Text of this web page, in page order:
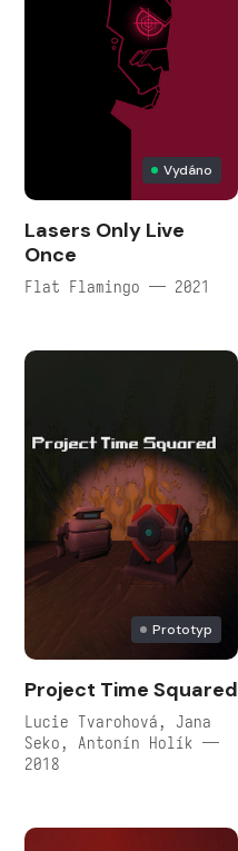
Vydáno
Lasers Only Live
Once
Flat Flamingo — 2021
Prototyp
Project Time Squared
Lucie Tvarohová, Jana
Seko, Antonín Holík —
2018